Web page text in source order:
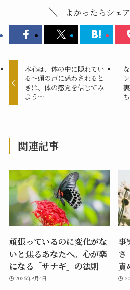
よかったらシェ
本心は、体の中に隠れてい
る～頭の声に惑わされると
きは、体の感覚を信じてみ
よう～
関連記事
頑張っているのに変化がな
いと焦るあなたへ。心が楽
になる「サナギ」の法則
2026年8月4日
事
さ
責